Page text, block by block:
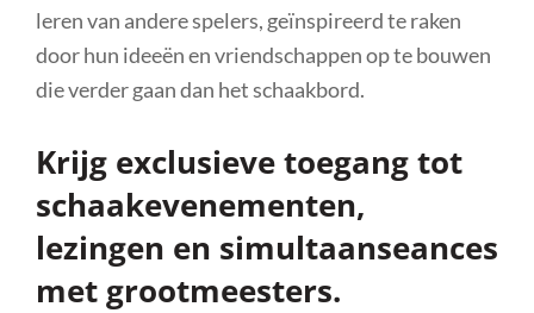
leren van andere spelers, geïnspireerd te raken
door hun ideeën en vriendschappen op te bouwen
die verder gaan dan het schaakbord.
Krijg exclusieve toegang tot
schaakevenementen,
lezingen en simultaanseances
met grootmeesters.